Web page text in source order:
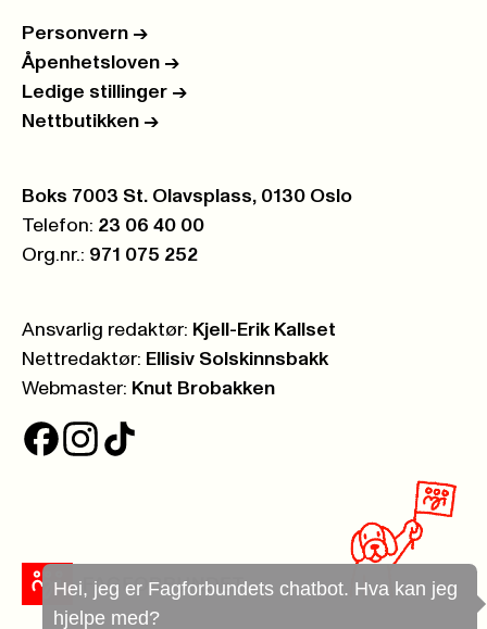
Hei, jeg er Fagforbundets chatbot. Hva kan jeg
hjelpe med?
Personvern ->
Åpenhetsloven ->
Ledige stillinger ->
Nettbutikken ->
Postboks:
Boks 7003 St. Olavsplass, 0130 Oslo
Telefon: 23 06 40 00
Org.nr.: 971 075 252
Ansvarlig redaktør: Kjell-Erik Kallset
Nettredaktør: Ellisiv Solskinnsbakk
Webmaster: Knut Brobakken